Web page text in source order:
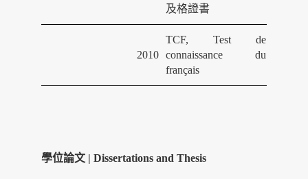
及格證書
2010
TCF, Test de
connaissance du
français
學位論文 | Dissertations and Thesis